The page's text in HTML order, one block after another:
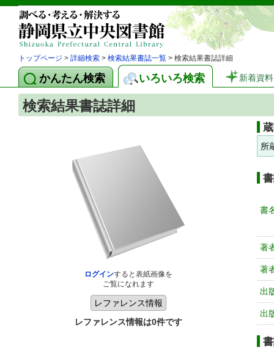
トップページ > 詳細検索 > 検索結果書誌一覧 > 検索結果書誌詳細
かんたん検索 いろいろ検索 新着資料
検索結果書誌詳細
ログインすると表紙画像を
ご覧になれます
レファレンス情報は0件です
所
書
著
著
出
出